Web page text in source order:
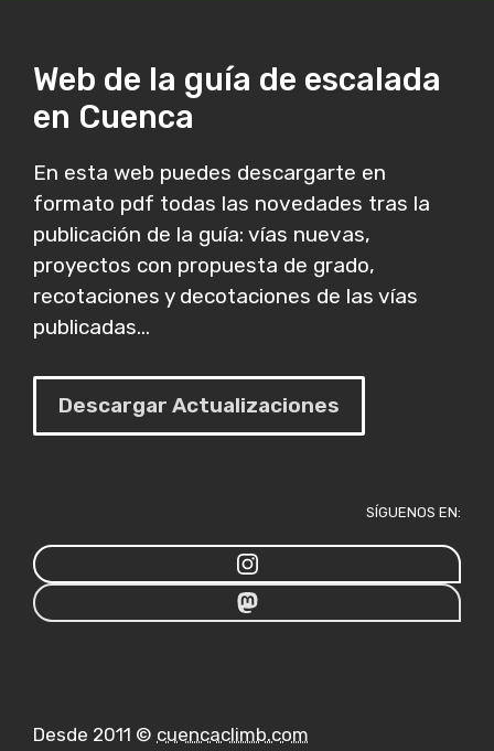
Web de la guía de escalada
en Cuenca
En esta web puedes descargarte en
formato pdf todas las novedades tras la
publicación de la guía: vías nuevas,
proyectos con propuesta de grado,
recotaciones y decotaciones de las vías
publicadas...
Descargar Actualizaciones
SÍGUENOS EN:
Desde 2011 © cuencaclimb.com